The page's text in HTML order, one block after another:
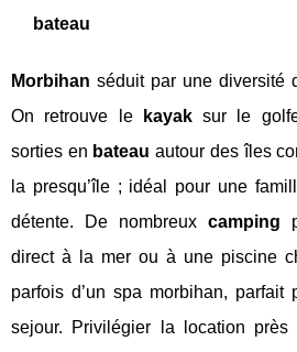
bateau
Morbihan séduit par une diversité
On retrouve le
kayaksur le
sorties en bateau autour des îles
la presqu’île ; idéal pour une
détente. De nombreux camping
direct à la mer ou à une piscine
parfois d’un spa morbihan, parfait
sejour. Privilégier la location